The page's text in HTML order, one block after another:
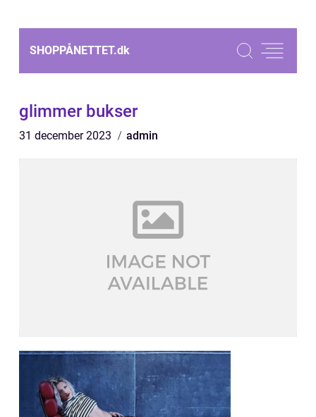
SHOPPÅNETTET.dk
glimmer bukser
31 december 2023 admin